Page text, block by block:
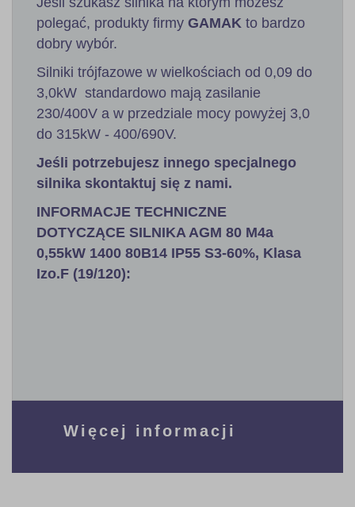
polegać, produkty firmy GAMAK to bardzo
dobry wybór.
Silniki trójfazowe w wielkościach od 0,09 do
3,0kW standardowo mają zasilanie
230/400V a w przedziale mocy powyżej 3,0
do 315kW - 400/690V.
Jeśli potrzebujesz innego specjalnego
silnika skontaktuj się z nami.
INFORMACJE TECHNICZNE
DOTYCZĄCE SILNIKA AGM 80 M4a
0,55kW 1400 80B14 IP55 S3-60%, Klasa
Izo.F (19/120):
Więcej informacji